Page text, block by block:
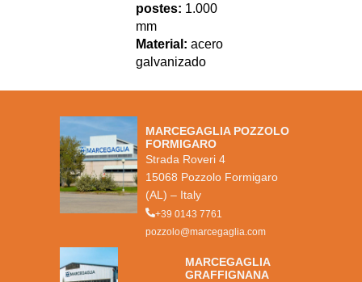
postes: 1.000
mm
Material: acero
galvanizado
MARCEGAGLIA POZZOLO
FORMIGARO
Strada Roveri 4
15068 Pozzolo Formigaro
(AL) – Italy
+39 0143 7761
pozzolo@marcegaglia.com
MARCEGAGLIA
GRAFFIGNANA